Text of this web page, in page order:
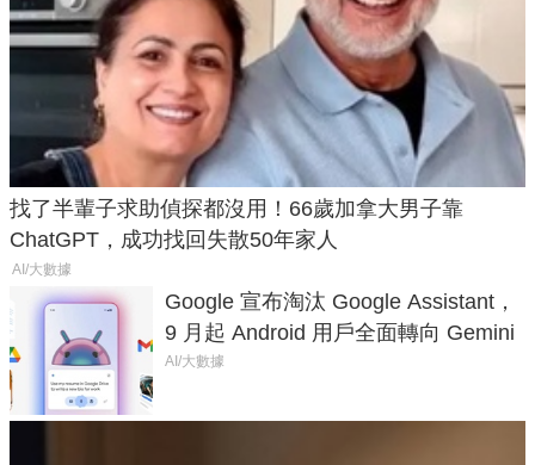
找了半輩子求助偵探都沒用！66歲加拿大男子靠
ChatGPT，成功找回失散50年家人
AI/大數據
Google 宣布淘汰 Google Assistant，
9 月起 Android 用戶全面轉向 Gemini
AI/大數據